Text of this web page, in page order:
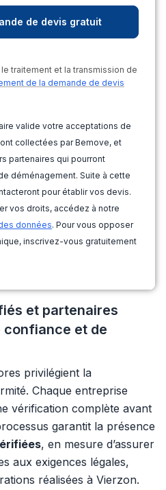
traitement et la transmission de
de la demande de devis
valide votre acceptations de
collectées par Bemove, et
partenaires qui pourront
déménagement. Suite à cette
pour établir vos devis.
vos droits, accédez à notre
données. Pour vous opposer
inscrivez-vous gratuitement
et partenaires
confiance et de
privilégient la
Chaque entreprise
vérification complète avant
garantit la présence
, en mesure d’assurer
aux exigences légales,
réalisées à Vierzon.